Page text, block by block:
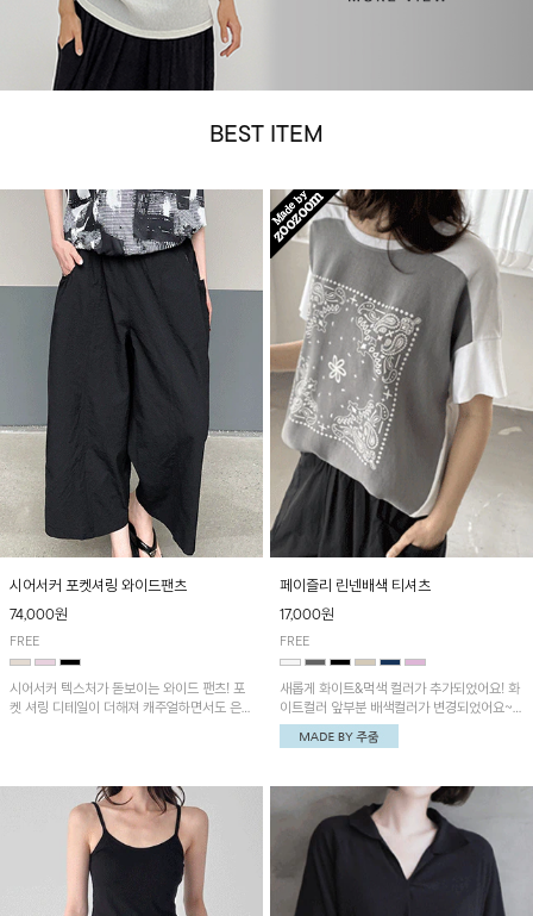
BEST ITEM
시어서커 포켓셔링 와이드팬츠
74,000원
FREE
시어서커 텍스처가 돋보이는 와이드 팬츠! 포
켓 셔링 디테일이 더해져 캐주얼하면서도 은은
아이템으로 활용하기 좋아요~
페이즐리 린넨배색 티셔츠
17,000원
FREE
새롭게 화이트&먹색 컬러가 추가되었어요! 화
이트컬러 앞부분 배색컬러가 변경되었어요~
중앙 린넨배색으로 유니크하면서 페이즐리 패
턴으로 감각적인 분위기를 연출이 가능한 티셔